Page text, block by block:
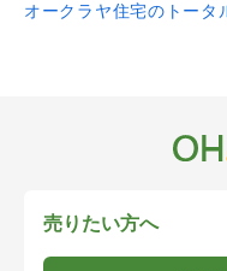
オークラヤ住宅のトータ
売りたい方へ